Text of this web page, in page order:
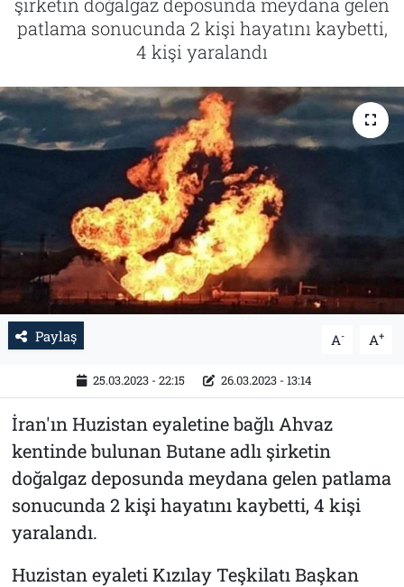
şirketin doğalgaz deposunda meydana gelen
patlama sonucunda 2 kişi hayatını kaybetti,
4 kişi yaralandı
Paylaş A- A+
25.03.2023 - 22:15 26.03.2023 - 13:14
İran'ın Huzistan eyaletine bağlı Ahvaz
kentinde bulunan Butane adlı şirketin
doğalgaz deposunda meydana gelen patlama
sonucunda 2 kişi hayatını kaybetti, 4 kişi
yaralandı.
Huzistan eyaleti Kızılay Teşkilatı Başkan
Tarih
İletişim